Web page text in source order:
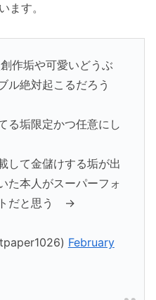
ます。
作垢や可愛いどうぶ
ル絶対起こるだろう
る垢限定かつ任意にし
して金儲けする垢が出
た本人がスーパーフォ
トだと思う →
February